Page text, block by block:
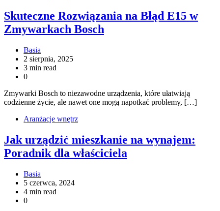
Skuteczne Rozwiązania na Błąd E15 w
Zmywarkach Bosch
Basia
2 sierpnia, 2025
3 min read
0
Zmywarki Bosch to niezawodne urządzenia, które ułatwiają
codzienne życie, ale nawet one mogą napotkać problemy, […]
Aranżacje wnętrz
Jak urządzić mieszkanie na wynajem:
Poradnik dla właściciela
Basia
5 czerwca, 2024
4 min read
0